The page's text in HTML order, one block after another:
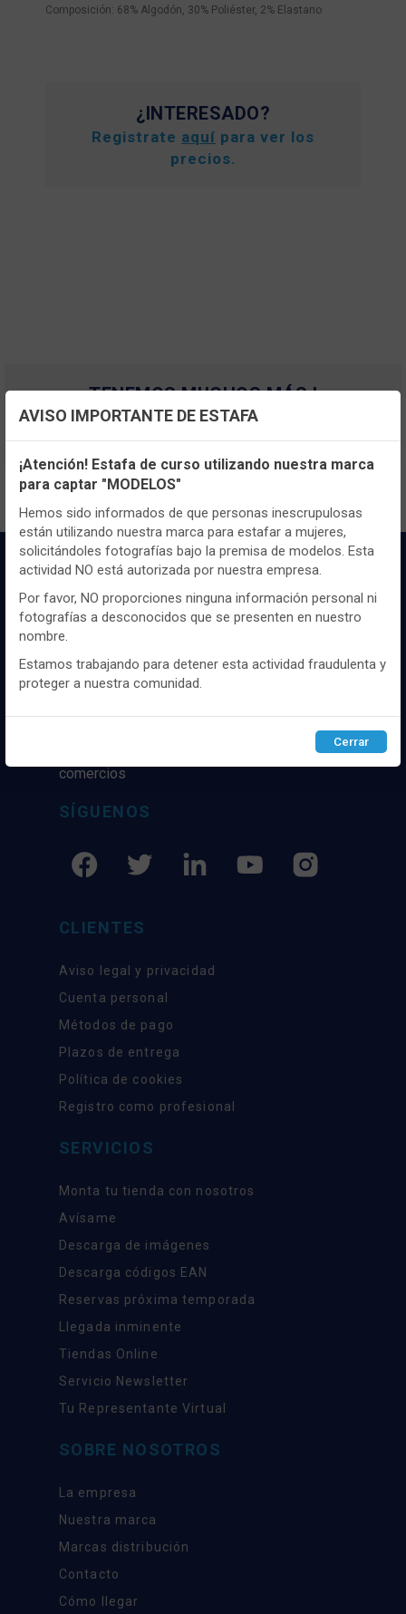
Composición: 68% Algodón, 30% Poliéster, 2% Elastano
¿INTERESADO?
Registrate aquí para ver los
precios.
TENEMOS MUCHOS MÁS !
Registrateaquí para poder ver todo el
contenido y los precios.
Distribuidor y mayorista textil de las mejores
marcaas de ropa y complementos del
mercado, marcas tanto nacionales como
experiencia como proveedor de los mejores
comercios
SÍGUENOS
CLIENTES
Aviso legal y privacidad
Cuenta personal
Métodos de pago
Plazos de entrega
Política de cookies
Registro como profesional
SERVICIOS
Monta tu tienda con nosotros
Avísame
Descarga de imágenes
Descarga códigos EAN
Reservas próxima temporada
Llegada inminente
Tiendas Online
Servicio Newsletter
Tu Representante Virtual
SOBRE NOSOTROS
La empresa
Nuestra marca
Marcas distribución
Contacto
Cómo llegar
Configuración de cookies
Utilizamos cookies propias y de terceros, de sesión o
persistentes, para hacer funcionar de manera segura nuestra
página web y personalizar su contenido.
Igualmente, utilizamos cookies para medir y obtener datos de
la navegación que realizas y para ajustar el contenido a tus
gustos y preferencias.
Puedesconfigurary aceptar el uso de cookies a tu gusto.
Para obtener más información visita nuestra
cookies .
Configurar Rechazar ACEPTAR
AVISO IMPORTANTE DE ESTAFA
¡Atención! Estafa de curso utilizando nuestra marca
para captar "MODELOS"
Hemos sido informados de que personas inescrupulosas
están utilizando nuestra marca para estafar a mujeres,
solicitándoles fotografías bajo la premisa de modelos. Esta
actividad NO está autorizada por nuestra empresa.
Por favor, NO proporciones ninguna información personal ni
fotografías a desconocidos que se presenten en nuestro
nombre.
Estamos trabajando para detener esta actividad fraudulenta y
proteger a nuestra comunidad.
Cerrar